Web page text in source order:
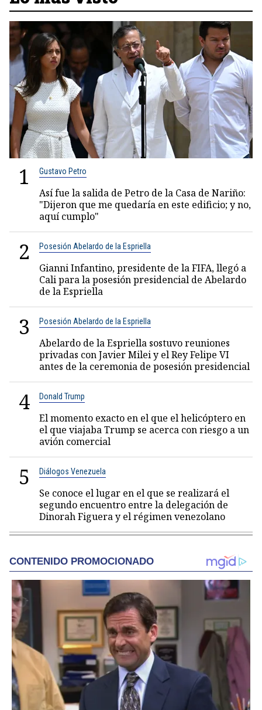
1 Gustavo Petro
Así fue la salida de Petro de la Casa de Nariño:
"Dijeron que me quedaría en este edificio; y no,
aquí cumplo"
2 Posesión Abelardo de la Espriella
Gianni Infantino, presidente de la FIFA, llegó a
Cali para la posesión presidencial de Abelardo
de la Espriella
3 Posesión Abelardo de la Espriella
Abelardo de la Espriella sostuvo reuniones
privadas con Javier Milei y el Rey Felipe VI
antes de la ceremonia de posesión presidencial
4 Donald Trump
El momento exacto en el que el helicóptero en
el que viajaba Trump se acerca con riesgo a un
avión comercial
5 Diálogos Venezuela
Se conoce el lugar en el que se realizará el
segundo encuentro entre la delegación de
Dinorah Figuera y el régimen venezolano